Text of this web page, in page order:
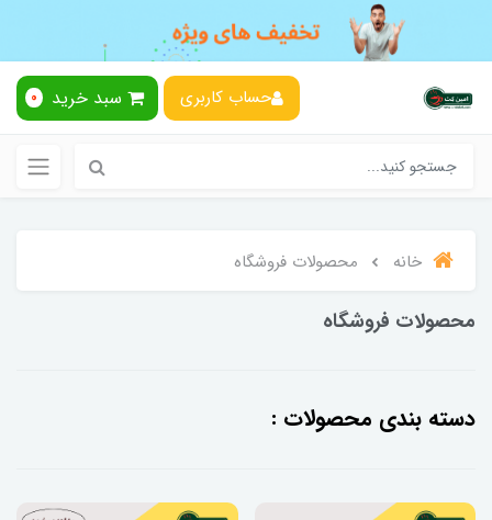
حساب کاربری سبد خرید 0
خانه محصولات فروشگاه
محصولات فروشگاه
دسته بندی محصولات :